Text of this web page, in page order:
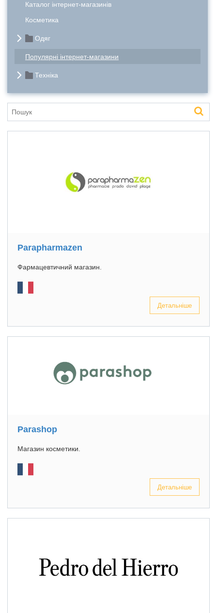
Каталог інтернет-магазинів
Косметика
Одяг
Популярні інтернет-магазини
Техніка
Parapharmazen
Фармацевтичний магазин.
Детальніше
Parashop
Магазин косметики.
Детальніше